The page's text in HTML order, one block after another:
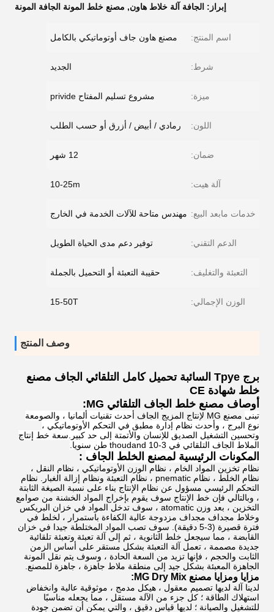
إبراز: الجافة آلة خلاط هاون, مصنع خلط المونة الجافة المونة
اسم المنتج: مصنع هاون جاف أوتوماتيكي بالكامل
شرط: الجديد
ميزة: مشروع تسليم المفتاح privide
اللون: رمادي / أبيض / أزرق أو حسب الطلب
ضمان: 12 شهر
آلة هيت: 10-25m
خدمات مابعد البيع: مهندس متاحة للآلات الخدمة في الخارج
الدعم التقني: توفير دعم مدى الحياة الطويل
التعبئة والتغليف: حقيبة التعبئة أو التحميل بالجملة
الوزن الإجمالي: 15-50T
وصف المنتج
برج Tpye السائبة تحميل كامل التلقائي الجاف مصنع
خلط شهادة CE
أوصاف مصنع خلط الجاف التلقائي MG:
تبنى مصنع MG لإنتاج المزيج الجاف
أحدث تقنيات ألمانيا ، والصومعة
نوع البرج ، وأحدث نظام إدارة مطبق في التحكم الأوتوماتيكي ،
وتحسين التشغيل الصديق للإنسان والأتمتة إلى حد كبير.سعة خط إنتاج
الملاط الجاف التلقائي في 3-10 thoudand طن سنويا.
المكونات الرئيسية لمصنع الخلط الجاف :
نظام تخزين المواد الخام ، نظام الوزن الأوتوماتيكي ، نظام النقل ،
نظام الخلط ، نظام pnematic ، نظام التعبئة ونظام إزالة الغبار. نظام
التحكم الرئيسي مسؤول عن نظام الإنتاج بناء على نسبة الصيغة الثابتة
، وبالتالي فإن خط الإنتاج سوف يقوم بإخراج المواد الخشنة من صوامع
التخزين ، بعد وزن atomatic ، سوف تدخل المواد في خزان البريكس
وخلاط مجداف مجداف مزدوجة عالية الكفاءة باستمرار ، لخلط في
فترة قصيرة (3-5 دقيقة). سوف تصب المواد المختلطة جيدا في خزان
القابضة ، مما سيجعل خلط الثانوية ، ثم إلى آلة تعبئة وتعبئة تلقائية
جديدة مصممة ، تعمل آلة التعبئة بشكل مستقر على أساس الزمن
الثابت والحجم ، فإنها تزيد من السعة الحادة ، وسوف يتم نقل المونة
الجاهزة المعبئة بشكل جيد إلى منطقة ملاط ​​جاهزة ، جاهزة للمصنع.
مزايا ومزايا مصنع MG Dry Mix:
لدينا آلة لديها تصميم معقول ، هيكل مدمج ، موثوقية عالية وانخفاض
استهلاك الطاقة ؛ كل جزء من الآلة مستقل ، مما يجعله مناسبًا
للتشغيل والصيانة ؛ لديها قياس دقيق ، والتي يمكن أن تضمن جودة